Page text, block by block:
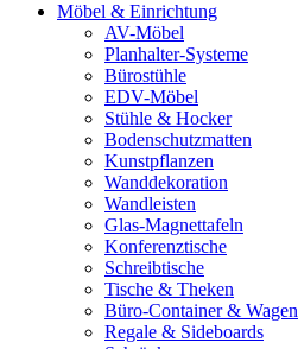
Möbel & Einrichtung
AV-Möbel
Planhalter-Systeme
Bürostühle
EDV-Möbel
Stühle & Hocker
Bodenschutzmatten
Kunstpflanzen
Wanddekoration
Wandleisten
Glas-Magnettafeln
Konferenztische
Schreibtische
Tische & Theken
Büro-Container & Wagen
Regale & Sideboards